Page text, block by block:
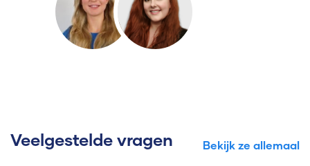
Veelgestelde vragen Bekijk ze allemaal